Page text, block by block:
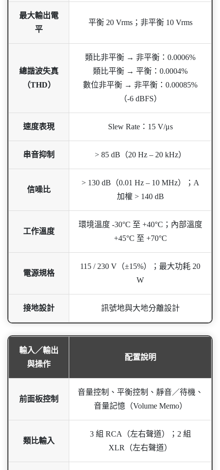
最大輸出電
平
平衡 20 Vrms；非平衡 10 Vrms
總諧波失真
（THD）
類比非平衡 → 非平衡：0.0006%
類比平衡 → 平衡：0.0004%
數位非平衡 → 非平衡：0.00085%
（-6 dBFS）
速度表現 Slew Rate：15 V/μs
串音抑制 > 85 dB（20 Hz – 20 kHz）
信噪比
> 130 dB（0.01 Hz – 10 MHz）；A
加權 > 140 dB
工作溫度
環境溫度 -30°C 至 +40°C；內部溫度
+45°C 至 +70°C
電源規格
115 / 230 V（±15%）；最大功耗 20
W
接地設計 訊號地與大地分離設計
輸入／輸出
與操作
配置說明
前面板控制
音量控制、平衡控制、靜音／待機、
音量記憶（Volume Memo）
類比輸入
3 組 RCA（左右聲道）；2 組
XLR（左右聲道）